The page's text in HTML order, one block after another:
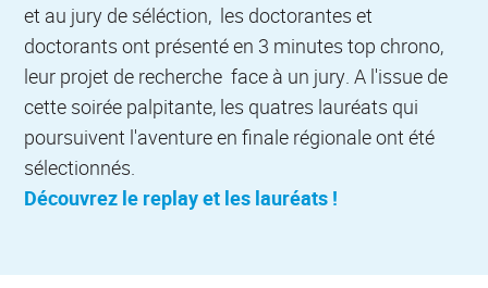
et au jury de séléction, les doctorantes et
doctorants ont présenté en 3 minutes top chrono,
leur projet de recherche face à un jury. A l'issue de
cette soirée palpitante, les quatres lauréats qui
poursuivent l'aventure en finale régionale ont été
sélectionnés.
Découvrez le replay et les lauréats !